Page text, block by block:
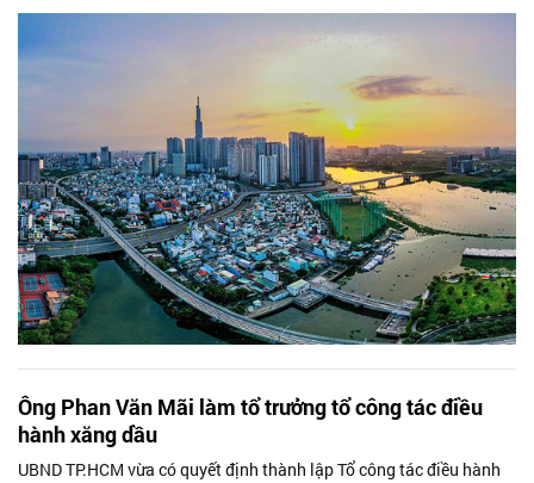
năm 2022.
Ông Phan Văn Mãi làm tổ trưởng tổ công tác điều
hành xăng dầu
UBND TP.HCM vừa có quyết định thành lập Tổ công tác điều hành